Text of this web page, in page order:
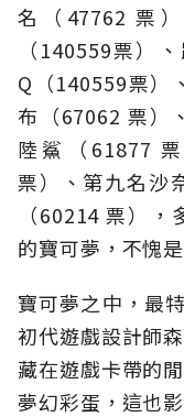
名（47762 票
（140559票）
Q（140559票）
布（67062 票）
陸鯊（61877
票）、第九名沙
（60214 票）
的寶可夢，不愧
寶可夢之中，最
初代遊戲設計師
藏在遊戲卡帶的
夢幻彩蛋，這也